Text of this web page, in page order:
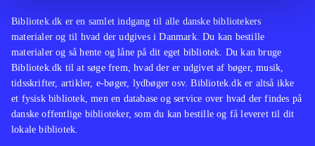
Bibliotek.dk er en samlet indgang til alle danske bibliotekers
materialer og til hvad der udgives i Danmark. Du kan bestille
materialer og så hente og låne på dit eget bibliotek. Du kan bruge
Bibliotek.dk til at søge frem, hvad der er udgivet af bøger, musik,
tidsskrifter, artikler, e-bøger, lydbøger osv. Bibliotek.dk er altså ikke
et fysisk bibliotek, men en database og service over hvad der findes på
danske offentlige biblioteker, som du kan bestille og få leveret til dit
lokale bibliotek.